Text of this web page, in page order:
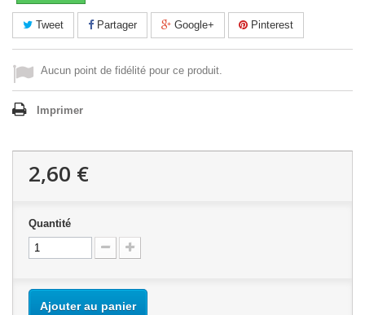
Tweet Partager Google+ Pinterest
Aucun point de fidélité pour ce produit.
Imprimer
2,60 €
Quantité
Ajouter au panier